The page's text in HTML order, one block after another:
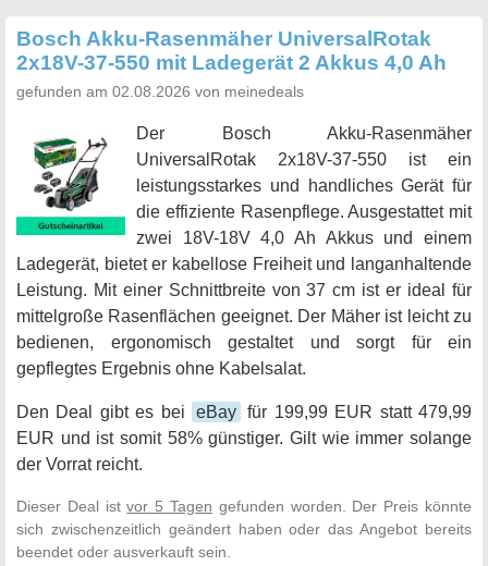
Bosch Akku-Rasenmäher UniversalRotak
2x18V-37-550 mit Ladegerät 2 Akkus 4,0 Ah
gefunden am 02.08.2026 von meinedeals
Der Bosch Akku-Rasenmäher
UniversalRotak 2x18V-37-550 ist ein
leistungsstarkes und handliches Gerät für
die effiziente Rasenpflege. Ausgestattet mit
zwei 18V-18V 4,0 Ah Akkus und einem
Ladegerät, bietet er kabellose Freiheit und langanhaltende
Leistung. Mit einer Schnittbreite von 37 cm ist er ideal für
mittelgroße Rasenflächen geeignet. Der Mäher ist leicht zu
bedienen, ergonomisch gestaltet und sorgt für ein
gepflegtes Ergebnis ohne Kabelsalat.
Den Deal gibt es bei eBay für 199,99 EUR statt 479,99
EUR und ist somit 58% günstiger. Gilt wie immer solange
der Vorrat reicht.
Dieser Deal istvor 5 Tagen gefunden worden. Der Preis könnte
sich zwischenzeitlich geändert haben oder das Angebot bereits
beendet oder ausverkauft sein.